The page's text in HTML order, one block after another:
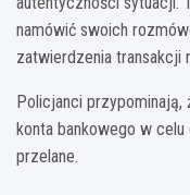
namówić swoich
zatwierdzenia transakcji
Policjanci przypominają,
konta bankowego w celu
przelane.